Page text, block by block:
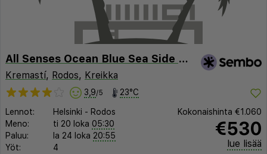
All Senses Ocean Blue Sea Side Resort & Spa By Anayia Resorts
Kremastí, Rodos, Kreikka
3,9/5 23°C
Lennot: Helsinki - Rodos
Meno:
ti 20 loka 05:30
Paluu:
la 24 loka 20:55
Yöt:
4
Kokonaishinta €1.060
€530
lue lisää